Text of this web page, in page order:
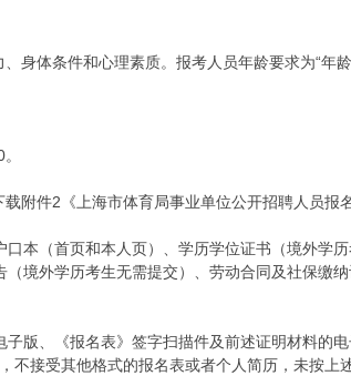
体条件和心理素质。报考人员年龄要求为“年龄
件2《上海市体育局事业单位公开招聘人员报
（首页和本人页）、学历学位证书（境外学
境外学历考生无需提交）、劳动合同及社保缴
、《报名表》签字扫描件及前述证明材料的电
不接受其他格式的报名表或者个人简历，未按上